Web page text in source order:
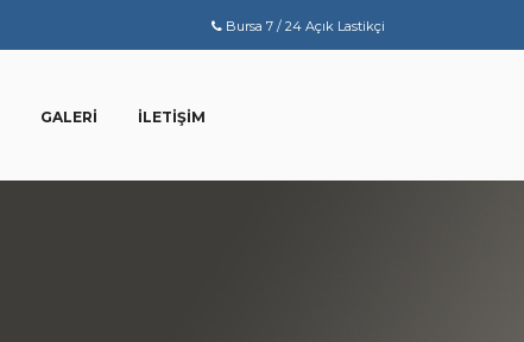
Bursa 7 / 24 Açık Lastikçi
GALERI İLETIŞIM